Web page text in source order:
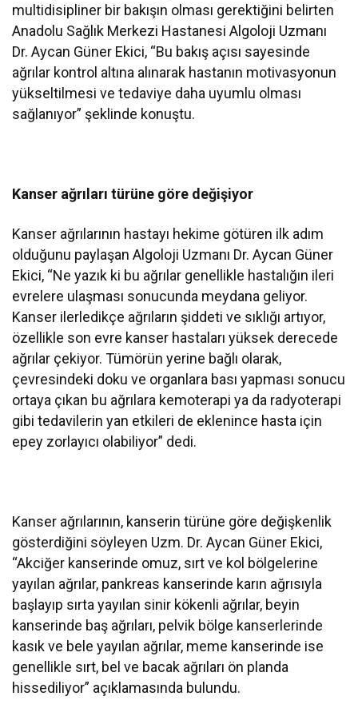
multidisipliner bir bakışın olması gerektiğini belirten
Anadolu Sağlık Merkezi Hastanesi Algoloji Uzmanı
Dr. Aycan Güner Ekici, “Bu bakış açısı sayesinde
ağrılar kontrol altına alınarak hastanın motivasyonun
yükseltilmesi ve tedaviye daha uyumlu olması
sağlanıyor” şeklinde konuştu.
Kanser ağrıları türüne göre değişiyor
Kanser ağrılarının hastayı hekime götüren ilk adım
olduğunu paylaşan Algoloji Uzmanı Dr. Aycan Güner
Ekici, “Ne yazık ki bu ağrılar genellikle hastalığın ileri
evrelere ulaşması sonucunda meydana geliyor.
Kanser ilerledikçe ağrıların şiddeti ve sıklığı artıyor,
özellikle son evre kanser hastaları yüksek derecede
ağrılar çekiyor. Tümörün yerine bağlı olarak,
çevresindeki doku ve organlara bası yapması sonucu
ortaya çıkan bu ağrılara kemoterapi ya da radyoterapi
gibi tedavilerin yan etkileri de eklenince hasta için
epey zorlayıcı olabiliyor” dedi.
Kanser ağrılarının, kanserin türüne göre değişkenlik
gösterdiğini söyleyen Uzm. Dr. Aycan Güner Ekici,
“Akciğer kanserinde omuz, sırt ve kol bölgelerine
yayılan ağrılar, pankreas kanserinde karın ağrısıyla
başlayıp sırta yayılan sinir kökenli ağrılar, beyin
kanserinde baş ağrıları, pelvik bölge kanserlerinde
kasık ve bele yayılan ağrılar, meme kanserinde ise
genellikle sırt, bel ve bacak ağrıları ön planda
hissediliyor” açıklamasında bulundu.